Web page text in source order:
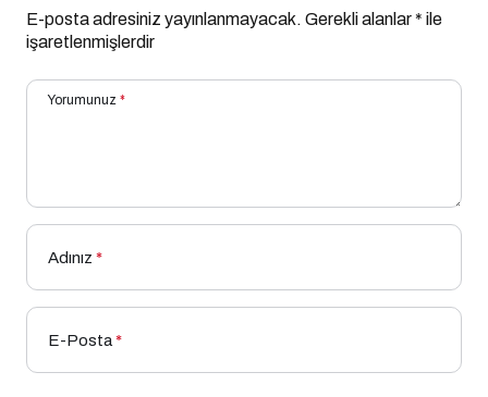
E-posta adresiniz yayınlanmayacak. Gerekli alanlar* ile
işaretlenmişlerdir
Yorumunuz *
Adınız *
E-Posta*